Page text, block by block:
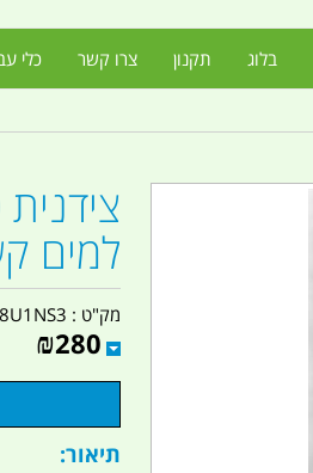
בלוג תקנון צרו קשר כלי
למים
מק"ט :
₪280
תיאור: